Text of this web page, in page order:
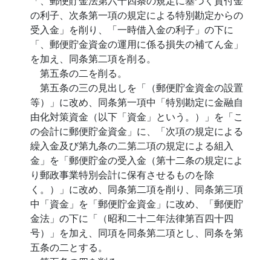
の利子、次条第一項の規定による特別勘定からの
受入金」を削り、「一時借入金の利子」の下に
「、郵便貯金資金の運用に係る損失の補てん金」
を加え、同条第二項を削る。
第五条の二を削る。
第五条の三の見出しを「（郵便貯金資金の設置
等）」に改め、同条第一項中「特別勘定に金融自
由化対策資金（以下「資金」という。）」を「こ
の会計に郵便貯金資金」に、「次項の規定による
繰入金及び第九条の二第二項の規定による組入
金」を「郵便貯金の受入金（第十二条の規定によ
り郵政事業特別会計に保有させるものを除
く。）」に改め、同条第二項を削り、同条第三項
中「資金」を「郵便貯金資金」に改め、「郵便貯
金法」の下に「（昭和二十二年法律第百四十四
号）」を加え、同項を同条第二項とし、同条を第
五条の二とする。